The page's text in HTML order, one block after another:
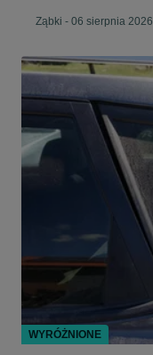
Ząbki - 06 sierpnia 2026
WYRÓŻNIONE